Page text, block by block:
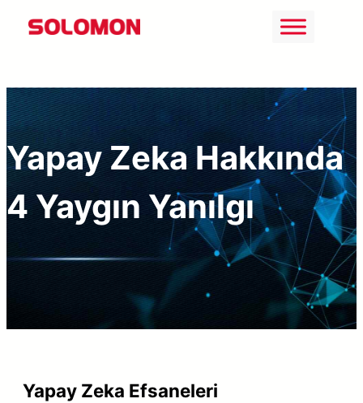
İçeriğe
Yapay Zeka Hakkında
4 Yaygın Yanılgı
Yapay Zeka Efsaneleri